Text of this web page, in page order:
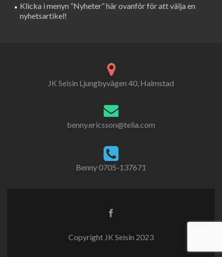
Klicka i menyn ”Nyheter” här ovanför för att välja en
nyhetsartikel!
JK Seisin Ljungbyvägen 40, Halmstad
benny.ericsson@telia.com
Benny 0705-137671
Copyright JK Seisin 2023